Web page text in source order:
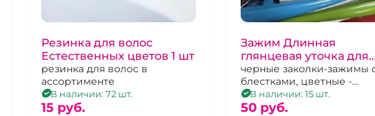
Резинка для волос
Естественных цветов 1 шт
резинка для волос в
ассортименте
В наличии: 72 шт.
15 pуб.
Зажим Длинная
глянцевая уточка для
волос
черные заколки-зажимы
блестками, цветные -
глянцевые
В наличии: 15 шт.
50 pуб.